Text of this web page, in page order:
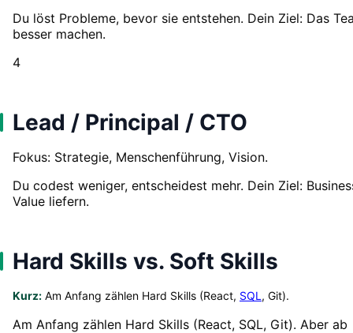
Du löst Probleme, bevor sie entstehen. Dein Ziel: Das
besser machen.
4
Lead / Principal / CTO
Fokus: Strategie, Menschenführung, Vision.
Du codest weniger, entscheidest mehr. Dein Ziel:
Value liefern.
Hard Skills vs. Soft Skills
Kurz: Am Anfang zählen Hard Skills (React, SQL , Git).
Am Anfang zählen Hard Skills (React, SQL, Git). Aber ab